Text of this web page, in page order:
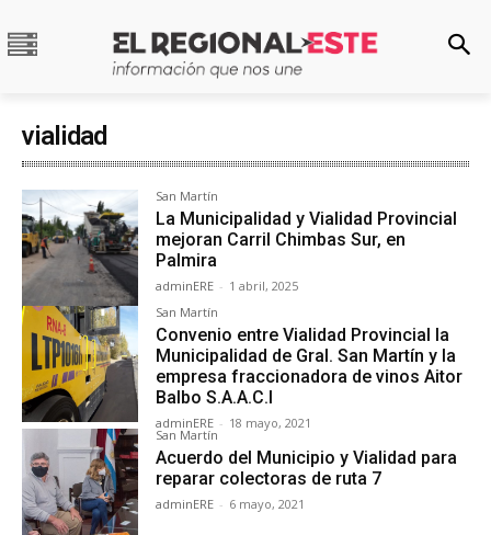
vialidad
San Martín
La Municipalidad y Vialidad Provincial
mejoran Carril Chimbas Sur, en
Palmira
adminERE - 1 abril, 2025
San Martín
Convenio entre Vialidad Provincial la
Municipalidad de Gral. San Martín y la
empresa fraccionadora de vinos Aitor
Balbo S.A.A.C.I
adminERE - 18 mayo, 2021
San Martín
Acuerdo del Municipio y Vialidad para
reparar colectoras de ruta 7
adminERE - 6 mayo, 2021